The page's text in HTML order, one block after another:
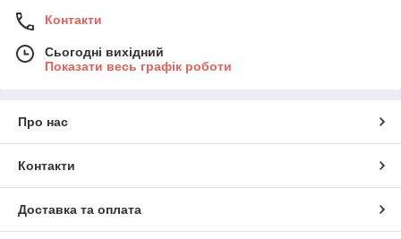
Контакти
Сьогодні вихідний
Показати весь графік роботи
Про нас
Контакти
Доставка та оплата